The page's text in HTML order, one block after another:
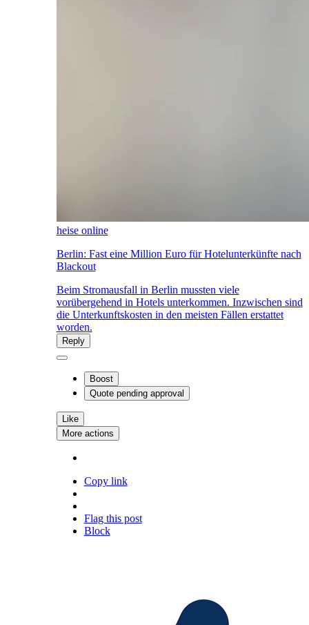
heise online
Berlin: Fast eine Million Euro für Hotelunterkünfte nach
Blackout
Beim Stromausfall in Berlin mussten viele
vorübergehend in Hotels unterkommen. Inzwischen sind
die Unterkunftskosten in den meisten Fällen erstattet
worden.
Reply
Boost
Quote pending approval
Like
More actions
Copy link
Flag this post
Block